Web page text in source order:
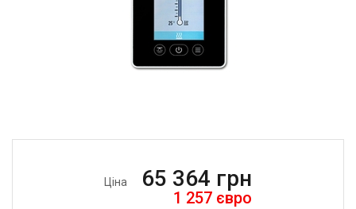
Ціна 65 364 грн
1 257 євро